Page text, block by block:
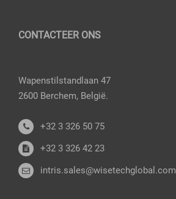
CONTACTEER ONS
Wapenstilstandlaan 47
2600 Berchem, België.
+32 3 326 50 75
+32 3 326 42 23
intris.sales@wisetechglobal.com